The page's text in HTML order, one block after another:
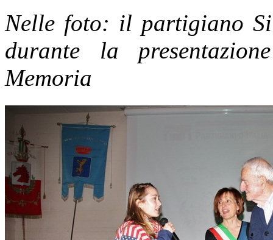
Nelle foto: il partigiano
durante la
Memoria